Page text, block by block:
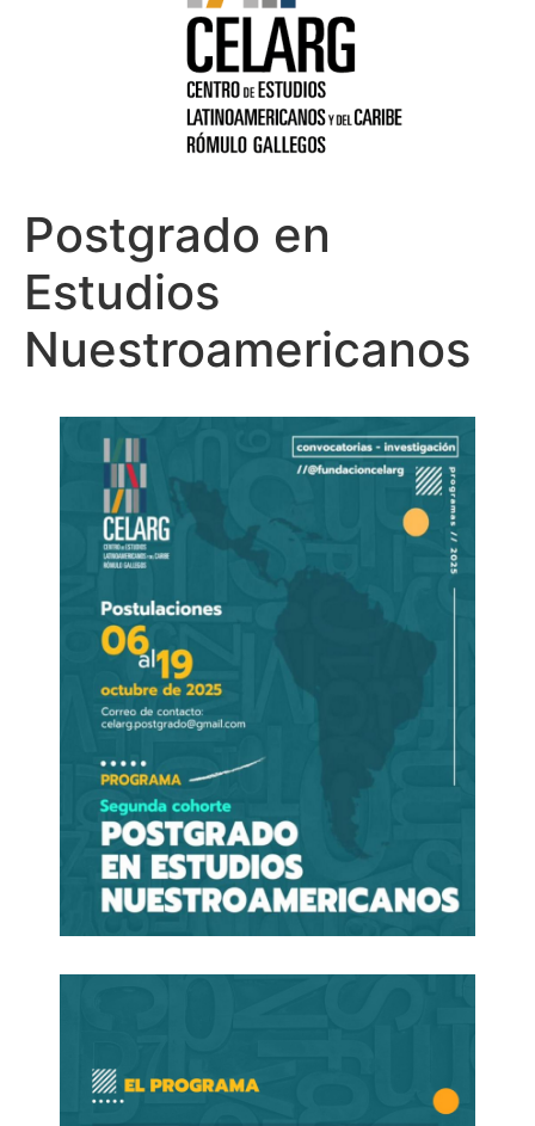
Postgrado en
Estudios
Nuestroamericanos